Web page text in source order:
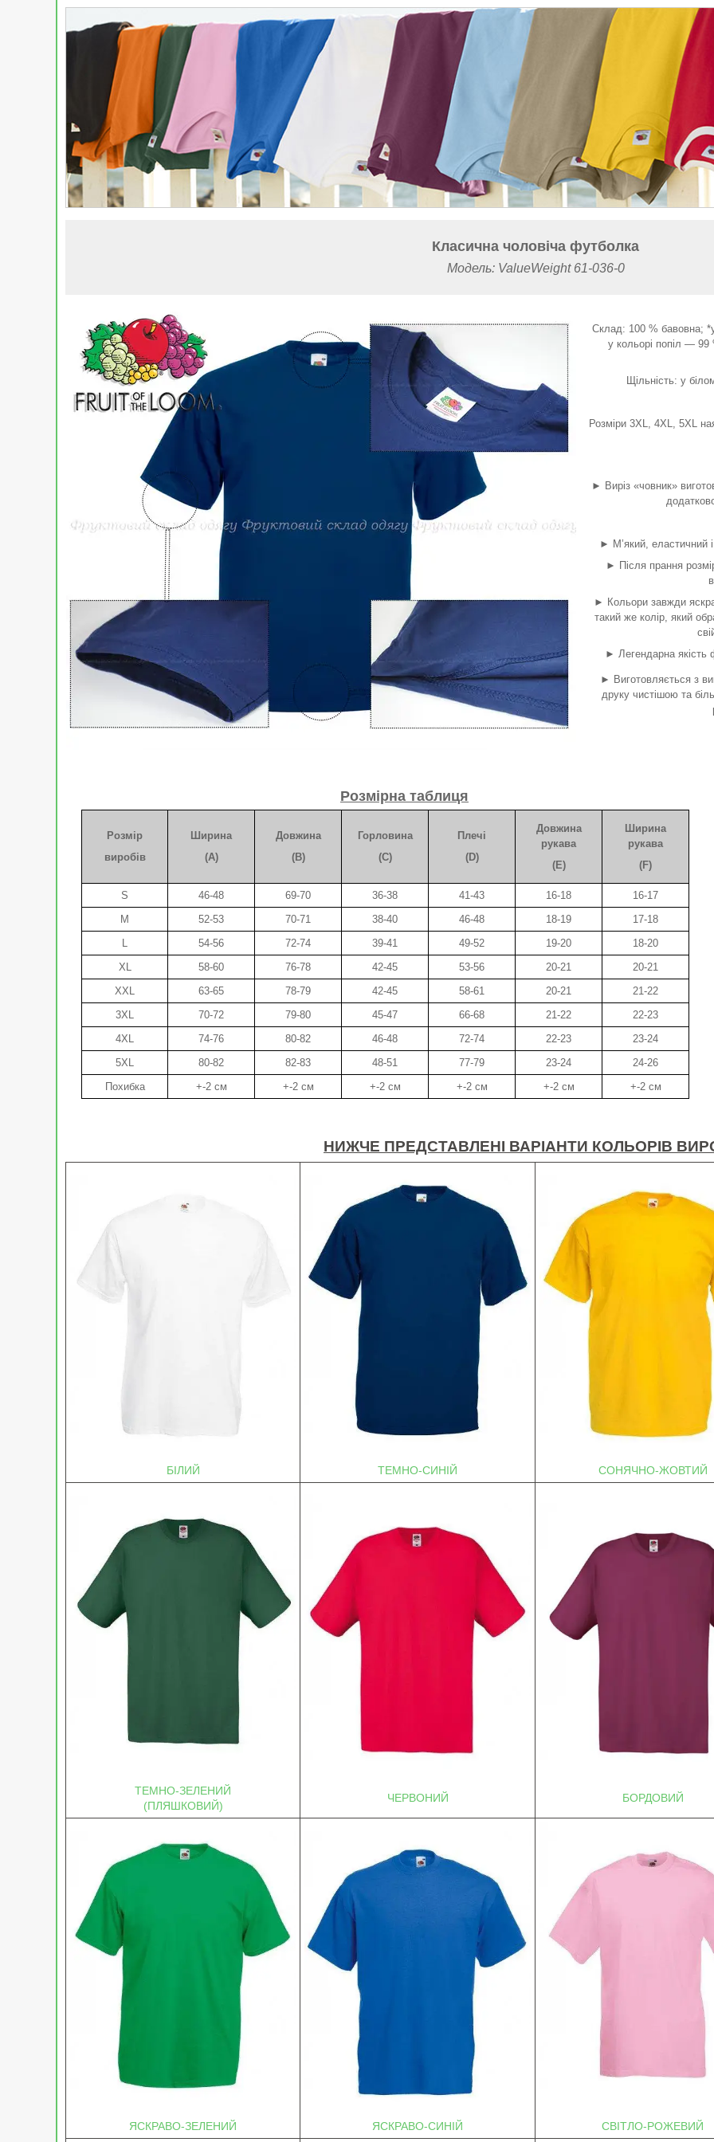
Класична чоловіча футболка
Модель: ValueWeight 61-036-0
Склад: 100 % бавовна;
у кольорі попіл —
Щільність: у
Розміри 3XL, 4XL, 5XL
► Виріз «човник»
► М’який, еластичний
► Після прання
► Кольори завжди
такий же колір, який
► Легендарна якість
► Виготовляється з
друку чистішою та
Розмірна таблиця
Розмір
виробів
Ширина
(A)
Довжина
(B)
Горловина
(C)
Плечі
(D)
Довжина
рукава
(E)
Ширина
рукава
(F)
S 46-48 69-70 36-38 41-43 16-18
16-17
M
52-53 70-71 38-40 46-48 18-19
17-18
L
54-56 72-74 39-41 49-52 19-20
18-20
XL
58-60 76-78 42-45 53-56 20-21
20-21
XXL
63-65 78-79 42-45 58-61 20-21
21-22
3XL
70-72 79-80 45-47 66-68 21-22
22-23
4XL
74-76 80-82 46-48 72-74 22-23
23-24
5XL
80-82 82-83 48-51 77-79 23-24
24-26
Похибка
+-2 см +-2 см +-2 см +-2 см +-2 см +-2 см
НИЖЧЕ ПРЕДСТАВЛЕНІ ВАРІАНТИ КОЛЬОРІВ
БІЛИЙ ТЕМНО-СИНІЙ СОНЯЧНО-ЖОВТИЙ
ТЕМНО-ЗЕЛЕНИЙ
(ПЛЯШКОВИЙ)
ЧЕРВОНИЙ БОРДОВИЙ
ЯСКРАВО-ЗЕЛЕНИЙ ЯСКРАВО-СИНІЙ СВІТЛО-РОЖЕВИЙ